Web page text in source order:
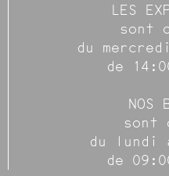
LES
sont
du
de
NOS
sont
du lundi
de